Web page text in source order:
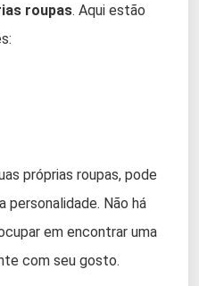
roupas. Aqui estão
próprias roupas, pode
Não há
em encontrar uma
com seu gosto.